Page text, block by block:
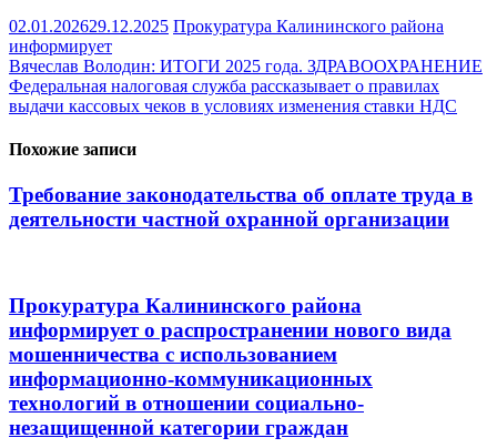
02.01.202629.12.2025 Прокуратура Калининского района
информирует
Навигация
по
Вячеслав Володин: ИТОГИ 2025 года. ЗДРАВООХРАНЕНИЕ
Федеральная налоговая служба рассказывает о правилах
выдачи кассовых чеков в условиях изменения ставки НДС
Похожие записи
Требование законодательства об оплате труда в
деятельности частной охранной организации
Прокуратура Калининского района
информирует о распространении нового вида
мошенничества c использованием
информационно-коммуникационных
технологий в отношении социально-
незащищенной категории граждан